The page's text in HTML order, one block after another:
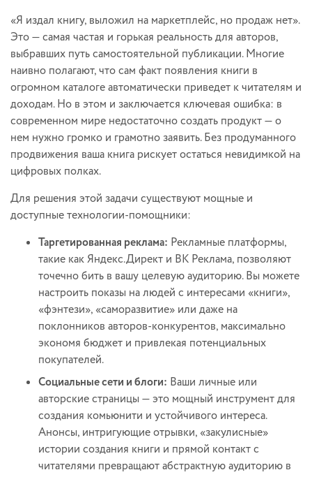
«Я издал книгу, выложил на маркетплейс, но продаж нет».
Это — самая частая и горькая реальность для авторов,
выбравших путь самостоятельной публикации. Многие
наивно полагают, что сам факт появления книги в
огромном каталоге автоматически приведет к читателям и
доходам. Но в этом и заключается ключевая ошибка: в
современном мире недостаточно создать продукт — о
нем нужно громко и грамотно заявить. Без продуманного
продвижения ваша книга рискует остаться невидимкой на
цифровых полках.
Для решения этой задачи существуют мощные и
доступные технологии-помощники:
Таргетированная реклама: Рекламные платформы,
такие как Яндекс.Директ и ВК Реклама, позволяют
точечно бить в вашу целевую аудиторию. Вы можете
настроить показы на людей с интересами «книги»,
«фэнтези», «саморазвитие» или даже на
поклонников авторов-конкурентов, максимально
экономя бюджет и привлекая потенциальных
покупателей.
Социальные сети и блоги: Ваши личные или
авторские страницы — это мощный инструмент для
создания комьюнити и устойчивого интереса.
Анонсы, интригующие отрывки, «закулисные»
истории создания книги и прямой контакт с
читателями превращают абстрактную аудиторию в